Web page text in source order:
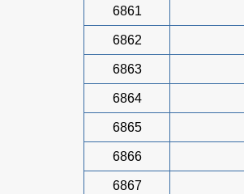
6861
6862
6863
6864
6865
6866
6867